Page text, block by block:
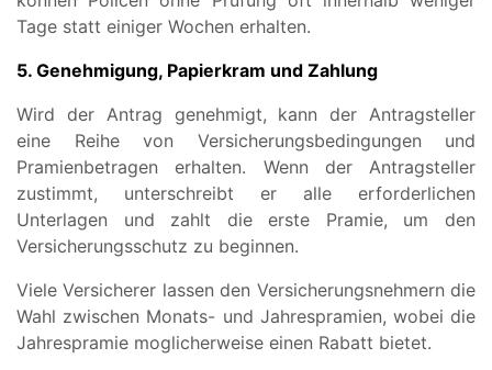
Tage statt einiger Wochen erhalten.
5. Genehmigung, Papierkram und Zahlung
Wird der Antrag genehmigt, kann der Antragsteller
eine Reihe von Versicherungsbedingungen und
Pramienbetragen erhalten. Wenn der Antragsteller
zustimmt, unterschreibt er alle erforderlichen
Unterlagen und zahlt die erste Pramie, um den
Versicherungsschutz zu beginnen.
Viele Versicherer lassen den Versicherungsnehmern die
Wahl zwischen Monats- und Jahrespramien, wobei die
Jahrespramie moglicherweise einen Rabatt bietet.